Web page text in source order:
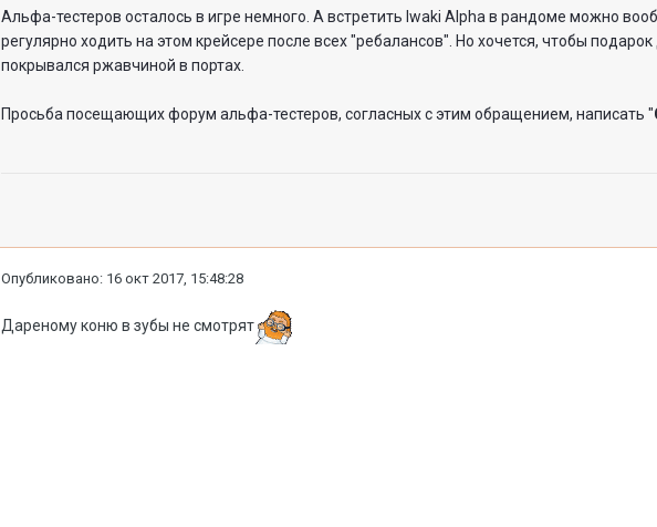
Альфа-тестеров осталось в игре немного. А встретить Iwaki Alpha в рандоме можно
регулярно ходить на этом крейсере после всех "ребалансов". Но хочется, чтобы
покрывался ржавчиной в портах.
Просьба посещающих форум альфа-тестеров, согласных с этим обращением, написать "
Опубликовано: 16 окт 2017, 15:48:28
Дареному коню в зубы не смотрят